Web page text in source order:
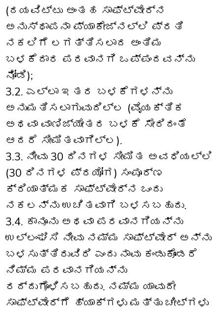
(ದಯವಿಟ್ಟು ಅಂತಹ ಸಾಫ್ಟ್‌ವೇರ್‌ನ
ಅನುಸ್ಥಾಪನಾ ಪ್ಯಾಕೇಜ್‌ನಲ್ಲಿ ಪ್ರತಿ
ನಕಲಿಗೆ ಲಗತ್ತಿಸಲಾದ ಅಂತಿಮ
ಬಳಕೆದಾರ ಪರವಾನಗಿ ಒಪ್ಪಂದವನ್ನು
ನೋಡಿ);
3.2. ಎಲ್ಲಾ ಇತರ ಬಳಕೆಗಳನ್ನು
ಅನುಮತಿಸಲಾಗುವುದಿಲ್ಲ (ವೈಯಕ್ತಿಕ
ಅಥವಾ ವಾಣಿಜ್ಯೇತರ ಬಳಕೆ ಸೇರಿದಂತೆ
ಆದರೆ ಸೀಮಿತವಾಗಿಲ್ಲ).
3.3. ನೀವು 30 ದಿನಗಳ ಸೀಮಿತ ಅವಧಿಯಲ್ಲಿ
(30 ದಿನಗಳ ಪ್ರಯೋಗ) ಸಂಪೂರ್ಣ
ಕ್ರಿಯಾತ್ಮಕ ಸಾಫ್ಟ್‌ವೇರ್‌ನ ಒಂದು
ನಕಲನ್ನು ಉಚಿತವಾಗಿ ಬಳಸಬಹುದು.
3.4. ಕಾನೂನು ಅಥವಾ ಪರವಾನಗಿಯನ್ನು
ಉಲ್ಲಂಘಿಸಿ ನೀವು ನಮ್ಮ ಸಾಫ್ಟ್‌ವೇರ್ ಅನ್ನು
ಬಳಸುತ್ತಿರುವಿರಿ ಎಂದು ನಾವು ಕಂಡುಕೊಂಡರೆ
ನಿಮ್ಮ ಪರವಾನಗಿಯನ್ನು
ರದ್ದುಗೊಳಿಸಬಹುದು. ನಮ್ಮ ಯಾವುದೇ
ಸಾಫ್ಟ್‌ವೇರ್‌ಗೆ ಹ್ಯಾಕ್‌ಗಳು ಮತ್ತು ಚೀಟ್‌ಗಳು